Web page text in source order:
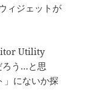
ィジェットが
Utility
ろう…と思
」にないか探